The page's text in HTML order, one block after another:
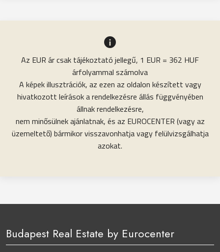
Az EUR ár csak tájékoztató jellegű, 1 EUR = 362 HUF
árfolyammal számolva
A képek illusztrációk, az ezen az oldalon készített vagy
hivatkozott leírások a rendelkezésre állás függvényében
állnak rendelkezésre,
nem minősülnek ajánlatnak, és az EUROCENTER (vagy az
üzemeltető) bármikor visszavonhatja vagy felülvizsgálhatja
azokat.
Budapest Real Estate by Eurocenter